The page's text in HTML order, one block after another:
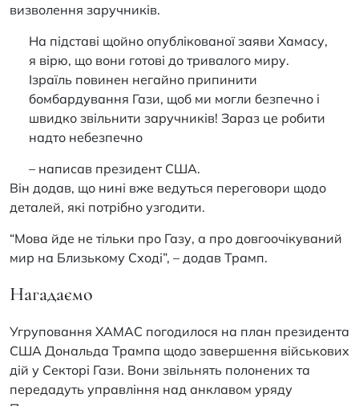
визволення заручників.
На підставі щойно опублікованої заяви Хамасу,
я вірю, що вони готові до тривалого миру.
Ізраїль повинен негайно припинити
бомбардування Гази, щоб ми могли безпечно і
швидко звільнити заручників! Зараз це робити
надто небезпечно
– написав президент США.
Він додав, що нині вже ведуться переговори щодо
деталей, які потрібно узгодити.
“Мова йде не тільки про Газу, а про довгоочікуваний
мир на Близькому Сході”, – додав Трамп.
Нагадаємо
Угруповання ХАМАС погодилося на план президента
США Дональда Трампа щодо завершення військових
дій у Секторі Гази. Вони звільнять полонених та
передадуть управління над анклавом уряду